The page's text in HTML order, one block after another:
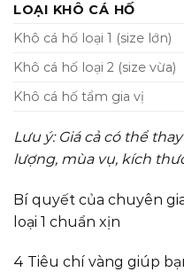
LOẠI KHÔ CÁ HỐ
Khô cá hố loại 1 (size lớn)
Khô cá hố loại 2 (size vừa)
Khô cá hố tẩm gia vị
Lưu ý: Giá cả có thể
lượng, mùa vụ, kích
Bí quyết của chuyên
loại 1 chuẩn xịn
4 Tiêu chí vàng giúp